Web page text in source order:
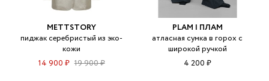
METTSTORY
пиджак серебристый из эко-
кожи
14 900 ₽ 19 900 ₽
PLAM | ПЛАМ
атласная сумка в горох с
широкой ручкой
4 200 ₽